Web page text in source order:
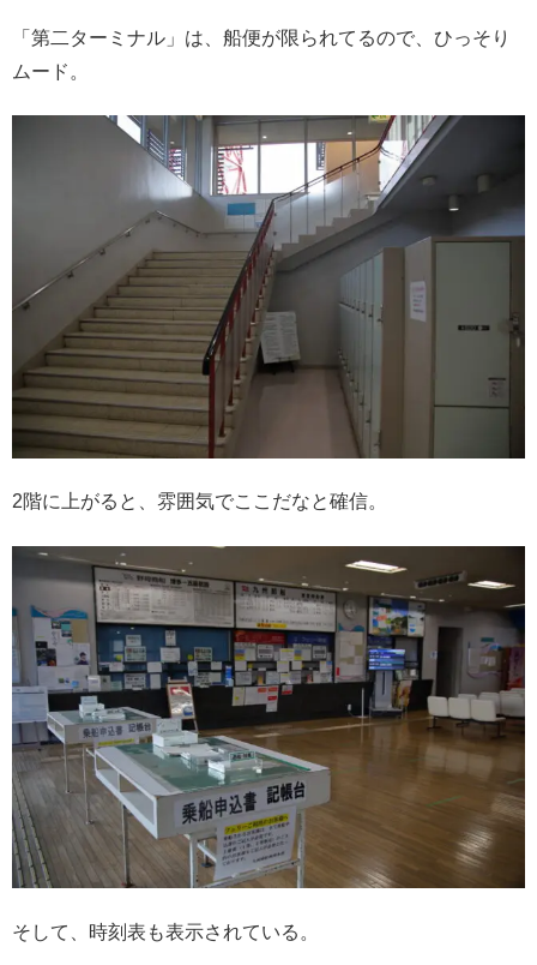
「第二ターミナル」は、船便が限られてるので、ひっそり
ムード。
2階に上がると、雰囲気でここだなと確信。
そして、時刻表も表示されている。